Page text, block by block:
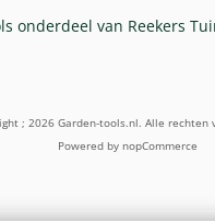
onderdeel van Reekers
; 2026 Garden-tools.nl. Alle rechten
Powered by nopCommerce